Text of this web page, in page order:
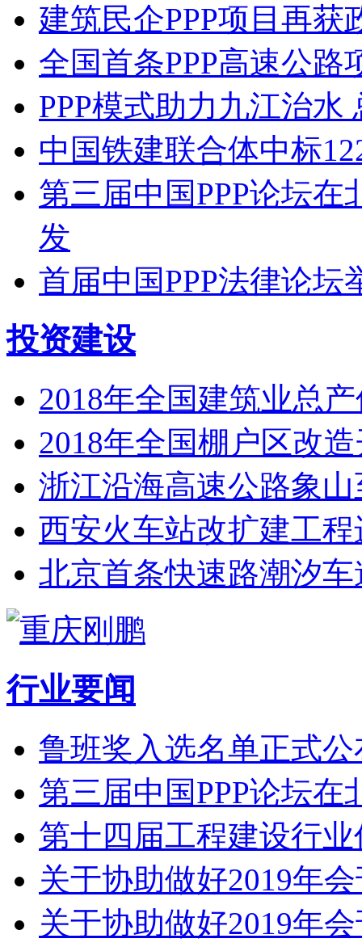
建筑民企PPP项目再获
全国首条PPP高速公路
PPP模式助力九江治水
中国铁建联合体中标
第三届中国PPP论坛
发
首届中国PPP法律论坛
投资建设
2018年全国建筑业总
2018年全国棚户区改
浙江沿海高速公路象
西安火车站改扩建工
北京首条快速路潮汐
行业要闻
鲁班奖入选名单正式
第三届中国PPP论坛在
第十四届工程建设行
关于协助做好2019年
关于协助做好2019年